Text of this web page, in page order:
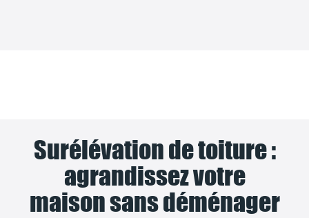
Surélévation de toiture :
agrandissez votre
maison sans déménager